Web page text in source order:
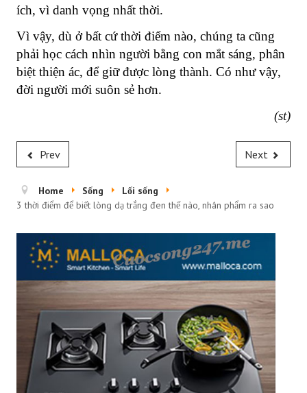
ích, vì danh vọng nhất thời.
Vì vậy, dù ở bất cứ thời điểm nào, chúng ta cũng
phải học cách nhìn người bằng con mắt sáng, phân
biệt thiện ác, để giữ được lòng thành. Có như vậy,
đời người mới suôn sẻ hơn.
(st)
Prev Next
Home Sống
Lối sống
3 thời điểm để biết lòng dạ trắng đen thế nào, nhân phẩm ra sao